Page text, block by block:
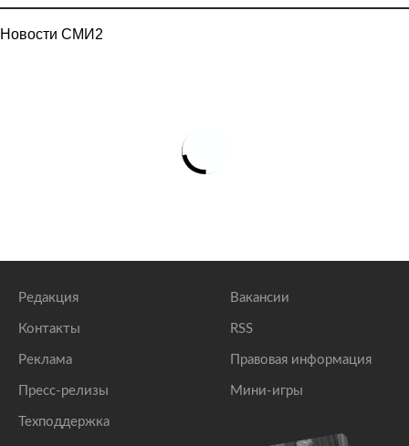
Новости СМИ2
Редакция
Контакты
Реклама
Пресс-релизы
Техподдержка
Вакансии
RSS
Правовая информация
Мини-игры